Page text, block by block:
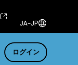
JA-JP
ログイン